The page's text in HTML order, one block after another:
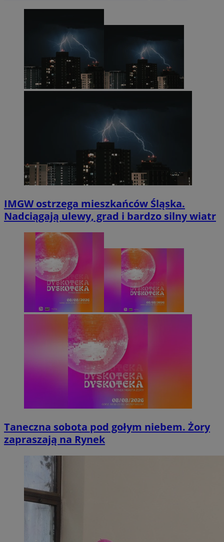
IMGW ostrzega mieszkańców Śląska.
Nadciągają ulewy, grad i bardzo silny wiatr
Taneczna sobota pod gołym niebem. Żory
zapraszają na Rynek